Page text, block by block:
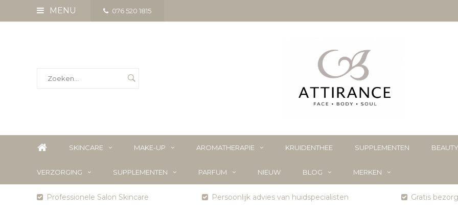
MENU 076 520 1815
SKINCARE MAKE-UP AROMATHERAPIE KRUIDENTHEE SUPPLEMENTEN
VERZORGING SUPPLEMENTEN PARFUM NIEUW BLOG MERKEN
Professionele Salon Skincare Persoonlijk advies van huidspecialisten Gratis